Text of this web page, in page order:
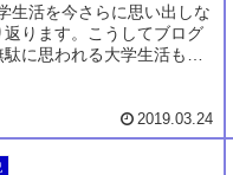
生活を今さらに思い出しな
返ります。こうしてブログ
駄に思われる大学生活も
バイト、友人との思い出な
お話しています。気軽に読
いね。
2019.03.24